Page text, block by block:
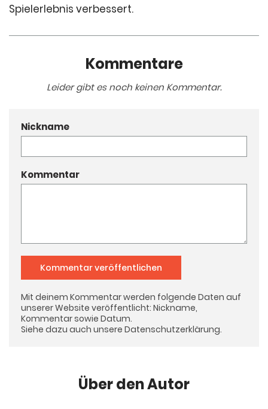
Spielerlebnis verbessert.
Kommentare
Leider gibt es noch keinen Kommentar.
Nickname
Kommentar
Kommentar veröffentlichen
Mit deinem Kommentar werden folgende Daten auf
unserer Website veröffentlicht: Nickname,
Kommentar sowie Datum.
Siehe dazu auch unsere Datenschutzerklärung.
Über den Autor